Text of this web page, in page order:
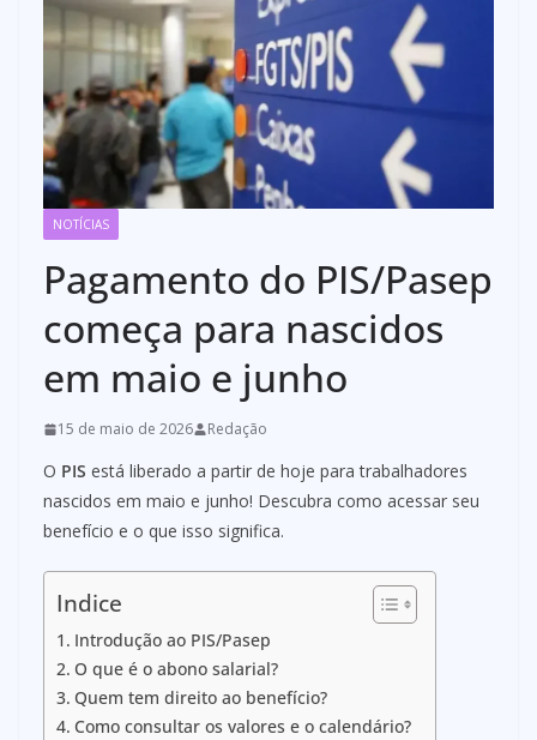
NOTÍCIAS
Pagamento do PIS/Pasep
começa para nascidos
em maio e junho
15 de maio de 2026 Redação
O PIS está liberado a partir de hoje para trabalhadores
nascidos em maio e junho! Descubra como acessar seu
benefício e o que isso significa.
Indice
Introdução ao PIS/Pasep
O que é o abono salarial?
Quem tem direito ao benefício?
Como consultar os valores e o calendário?